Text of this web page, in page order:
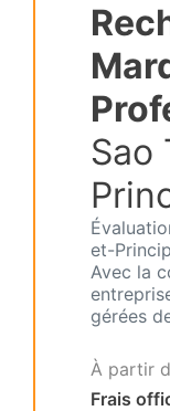
Sao
et-
Avec la
gérées
À partir
Frais